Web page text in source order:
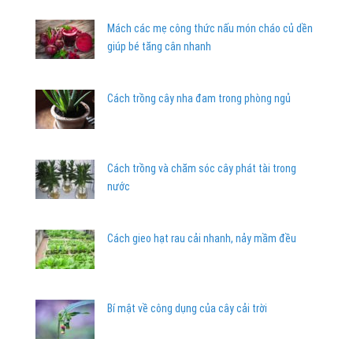
Mách các mẹ công thức nấu món cháo củ dền
giúp bé tăng cân nhanh
Cách trồng cây nha đam trong phòng ngủ
Cách trồng và chăm sóc cây phát tài trong
nước
Cách gieo hạt rau cải nhanh, nảy mầm đều
Bí mật về công dụng của cây cải trời